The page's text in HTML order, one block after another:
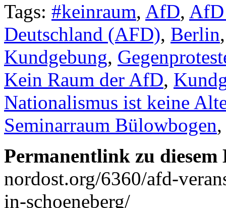
Tags: #keinraum, AfD,
Deutschland (AFD), Berlin
Kundgebung,
Kein Raum der AfD,
Nationalismus ist keine
Seminarraum Bülowbogen
Permanentlink zu
nordost.org/6360/afd-
in-schoeneberg/